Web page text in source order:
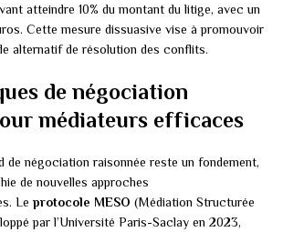
atteindre 10% du montant du litige, avec un
Cette mesure dissuasive vise à promouvoir
alternatif de résolution des conflits.
de négociation
médiateurs efficaces
de négociation raisonnée reste un fondement,
de nouvelles approches
Le protocole MESO (Médiation Structurée
par l’Université Paris-Saclay en 2023,